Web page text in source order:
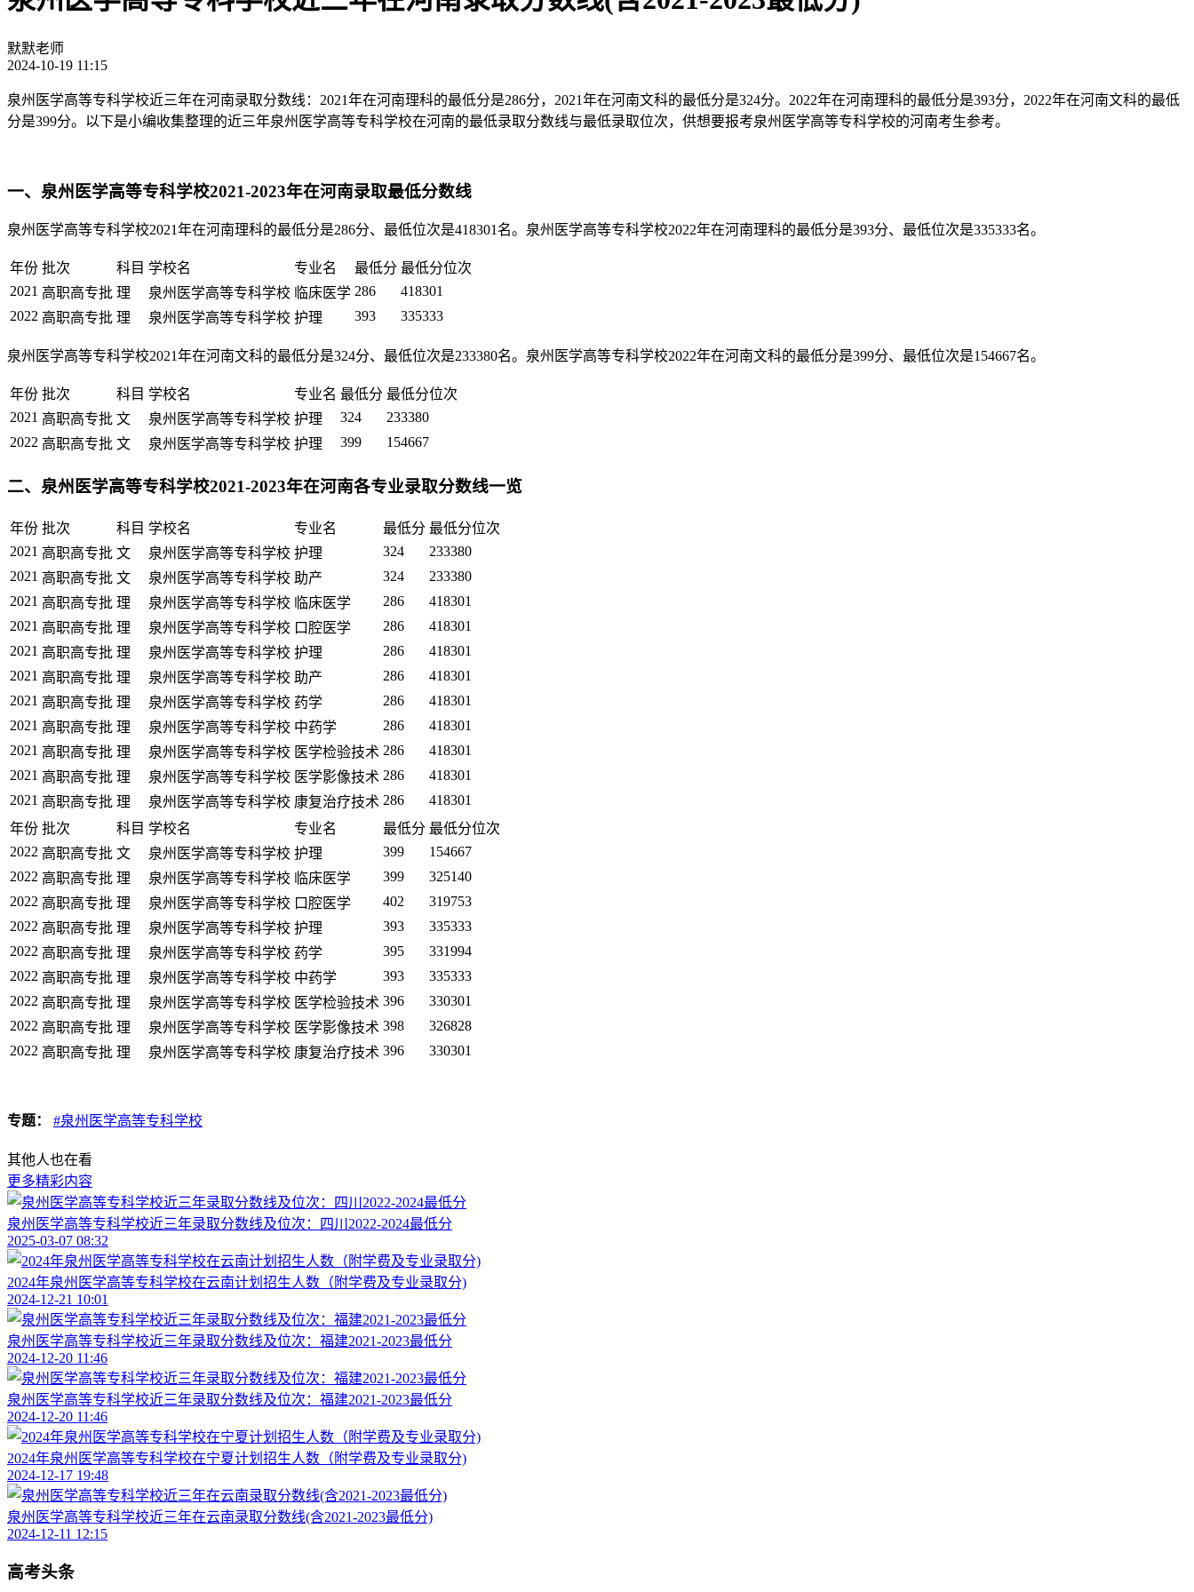
默默老师
2024-10-19 11:15
泉州医学高等专科学校近三年在河南录取分数线：2021年在河南理科的最低分是286分，2021年在河南文科的最低分是324分。2022年在河南理科的最低分是393分，2022年在河南文科的最低
分是399分。以下是小编收集整理的近三年泉州医学高等专科学校在河南的最低录取分数线与最低录取位次，供想要报考泉州医学高等专科学校的河南考生参考。
一、泉州医学高等专科学校2021-2023年在河南录取最低分数线
泉州医学高等专科学校2021年在河南理科的最低分是286分、最低位次是418301名。泉州医学高等专科学校2022年在河南理科的最低分是393分、最低位次是335333名。
年份 批次 科目 学校名 专业名 最低分 最低分位次
2021 高职高专批 理 泉州医学高等专科学校 临床医学 286
418301
2022 高职高专批 理 泉州医学高等专科学校 护理 393 335333
泉州医学高等专科学校2021年在河南文科的最低分是324分、最低位次是233380名。泉州医学高等专科学校2022年在河南文科的最低分是399分、最低位次是154667名。
年份 批次 科目 学校名 专业名 最低分 最低分位次
2021 高职高专批 文 泉州医学高等专科学校 护理 324
233380
2022 高职高专批 文 泉州医学高等专科学校 护理 399 154667
二、泉州医学高等专科学校2021-2023年在河南各专业录取分数线一览
年份 批次 科目 学校名 专业名 最低分 最低分位次
2021 高职高专批 文 泉州医学高等专科学校 护理 324
233380
2021 高职高专批 文 泉州医学高等专科学校 助产 324
233380
2021 高职高专批 理 泉州医学高等专科学校 临床医学 286
418301
2021 高职高专批 理 泉州医学高等专科学校 口腔医学 286
418301
2021 高职高专批 理 泉州医学高等专科学校 护理 286
418301
2021 高职高专批 理 泉州医学高等专科学校 助产 286
418301
2021 高职高专批 理 泉州医学高等专科学校 药学 286
418301
2021 高职高专批 理 泉州医学高等专科学校 中药学 286
418301
2021 高职高专批 理 泉州医学高等专科学校 医学检验技术 286
418301
2021 高职高专批 理 泉州医学高等专科学校 医学影像技术 286
418301
2021 高职高专批 理 泉州医学高等专科学校 康复治疗技术 286
418301
年份 批次 科目 学校名 专业名 最低分 最低分位次
2022 高职高专批 文 泉州医学高等专科学校 护理 399
154667
2022 高职高专批 理 泉州医学高等专科学校 临床医学 399
325140
2022 高职高专批 理 泉州医学高等专科学校 口腔医学 402
319753
2022 高职高专批 理 泉州医学高等专科学校 护理 393
335333
2022 高职高专批 理 泉州医学高等专科学校 药学 395
331994
2022 高职高专批 理 泉州医学高等专科学校 中药学 393
335333
2022 高职高专批 理 泉州医学高等专科学校 医学检验技术 396
330301
2022 高职高专批 理 泉州医学高等专科学校 医学影像技术 398
326828
2022 高职高专批 理 泉州医学高等专科学校 康复治疗技术 396 330301
专题： #泉州医学高等专科学校
其他人也在看
更多精彩内容
泉州医学高等专科学校近三年录取分数线及位次：四川2022-2024最低分
2025-03-07 08:32
2024年泉州医学高等专科学校在云南计划招生人数（附学费及专业录取分)
2024-12-21 10:01
泉州医学高等专科学校近三年录取分数线及位次：福建2021-2023最低分
2024-12-20 11:46
泉州医学高等专科学校近三年录取分数线及位次：福建2021-2023最低分
2024-12-20 11:46
2024年泉州医学高等专科学校在宁夏计划招生人数（附学费及专业录取分)
2024-12-17 19:48
泉州医学高等专科学校近三年在云南录取分数线(含2021-2023最低分)
2024-12-11 12:15
高考头条